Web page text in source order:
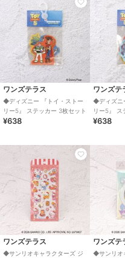
ワンズテラス
◆ディズニー 『トイ・ストー
リー5』 ステッカー 3枚セット
¥638
ワンズテ
◆ディズニ
リー5』 ス
¥638
ワンズテラス
◆サンリオキャラクターズ ジ
ワンズテ
◆サンリオ